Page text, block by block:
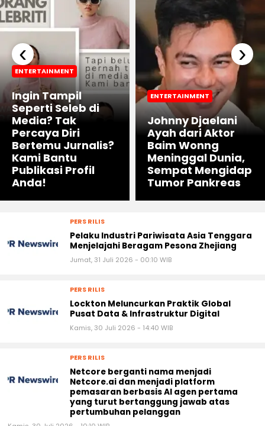
ENTERTAINMENT
Ingin Tampil
Seperti Seleb di
Media? Tak
Percaya Diri
Bertemu Jurnalis?
Kami Bantu
Publikasi Profil
Anda!
ENTERTAINMENT
Johnny Djaelani
Ayah dari Aktor
Baim Wonng
Meninggal Dunia,
Sempat Mengidap
Tumor Pankreas
‹ ›
PERS RILIS
Pelaku Industri Pariwisata Asia Tenggara
Menjelajahi Beragam Pesona Zhejiang
Jumat, 31 Juli 2026 - 00:10 WIB
PERS RILIS
Lockton Meluncurkan Praktik Global
Pusat Data & Infrastruktur Digital
Kamis, 30 Juli 2026 - 14:40 WIB
PERS RILIS
Netcore berganti nama menjadi
Netcore.ai dan menjadi platform
pemasaran berbasis AI agen pertama
yang turut bertanggung jawab atas
pertumbuhan pelanggan